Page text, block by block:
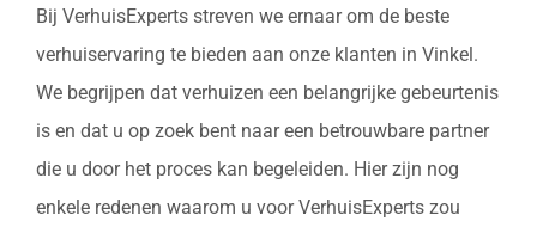
Bij VerhuisExperts streven we ernaar om de beste
verhuiservaring te bieden aan onze klanten in Vinkel.
We begrijpen dat verhuizen een belangrijke gebeurtenis
is en dat u op zoek bent naar een betrouwbare partner
die u door het proces kan begeleiden. Hier zijn nog
enkele redenen waarom u voor VerhuisExperts zou